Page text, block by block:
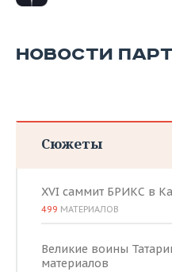
НОВОСТИ
Сюжеты
XVI саммит БРИКС в
499 МАТЕРИАЛОВ
Великие воины
материалов